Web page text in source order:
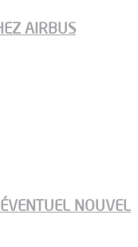
AIRBUS
NOUVEL